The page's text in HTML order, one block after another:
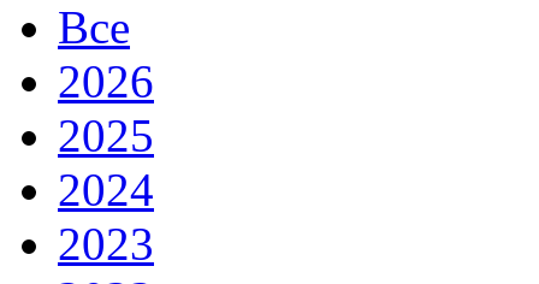
Все
2026
2025
2024
2023